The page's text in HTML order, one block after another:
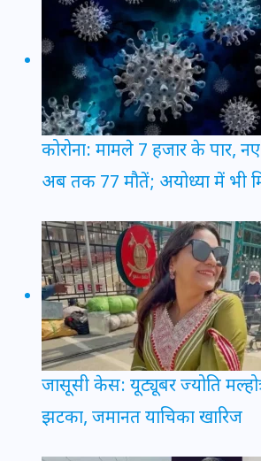
कोरोना: मामले 7 हजार के पार,
अब तक 77 मौतें; अयोध्या में भी
जासूसी केस: यूट्यूबर ज्योति
झटका, जमानत याचिका खारिज